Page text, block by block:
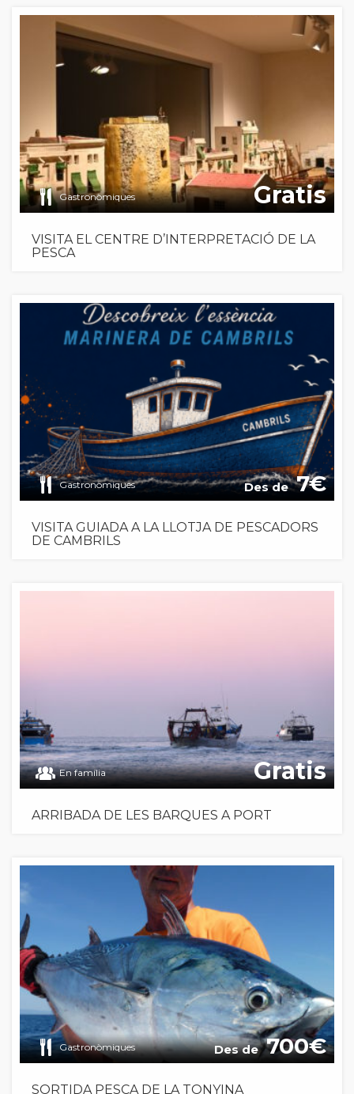
Gastronòmiques Gratis
VISITA EL CENTRE D’INTERPRETACIÓ DE LA
PESCA
Gastronòmiques Des de 7
VISITA GUIADA A LA LLOTJA DE PESCADORS
DE CAMBRILS
En família Gratis
ARRIBADA DE LES BARQUES A PORT
Gastronòmiques Des de 700
SORTIDA PESCA DE LA TONYINA